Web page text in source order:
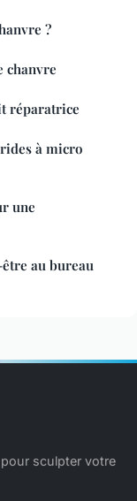
?
chanvre
réparatrice
à micro
une
au bureau
sculpter votre